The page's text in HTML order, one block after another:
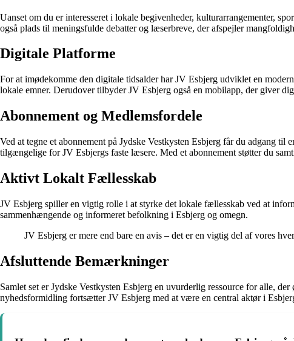
Uanset om du er interesseret i lokale begivenheder, kulturarrangementer,
også plads til meningsfulde debatter og læserbreve, der afspejler
Digitale Platforme
For at imødekomme den digitale tidsalder har JV Esbjerg udviklet en
lokale emner. Derudover tilbyder JV Esbjerg også en mobilapp, der giver
Abonnement og Medlemsfordele
Ved at tegne et abonnement på Jydske Vestkysten Esbjerg får du adgang
tilgængelige for JV Esbjergs faste læsere. Med et abonnement støtter du
Aktivt Lokalt Fællesskab
JV Esbjerg spiller en vigtig rolle i at styrke det lokale fællesskab ved at
sammenhængende og informeret befolkning i Esbjerg og omegn.
JV Esbjerg er mere end bare en avis – det er en vigtig del af vores
Afsluttende Bemærkninger
Samlet set er Jydske Vestkysten Esbjerg en uvurderlig ressource for alle,
nyhedsformidling fortsætter JV Esbjerg med at være en central aktør i